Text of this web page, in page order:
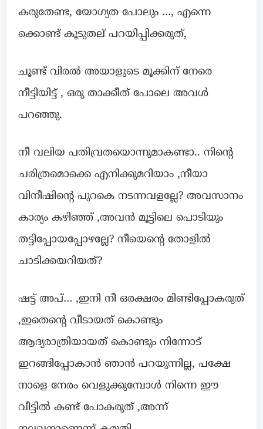
കരുതേണ്ട, യോഗ്യത പോലും …, എന്നെ
ക്കൊണ്ട് കൂടുതല് പറയിപ്പിക്കരുത്,
ചൂണ്ട് വിരൽ അയാളുടെ മൂക്കിന് നേരെ
നീട്ടിയിട്ട് , ഒരു താക്കീത് പോലെ അവൾ
പറഞ്ഞു.
നീ വലിയ പതിവ്രതയൊന്നുമാകണ്ടാ.. നിൻ്റെ
ചരിത്രമൊക്കെ എനിക്കുമറിയാം ,നീയാ
വിനീഷിൻ്റെ പുറകെ നടന്നവളല്ലേ? അവസാനം
കാര്യം കഴിഞ്ഞ് ,അവൻ മൂട്ടിലെ പൊടിയും
തട്ടിപ്പോയപ്പോഴല്ലേ? നീയെൻ്റെ തോളിൽ
ചാടിക്കയറിയത്?
ഷട്ട് അപ്… ,ഇനി നീ ഒരക്ഷരം മിണ്ടിപ്പോകരുത്
,ഇതെൻ്റെ വീടായത് കൊണ്ടും
ആദ്യരാത്രിയായത് കൊണ്ടും നിന്നോട്
ഇറങ്ങിപ്പോകാൻ ഞാൻ പറയുന്നില്ല, പക്ഷേ
നാളെ നേരം വെളുക്കുമ്പോൾ നിന്നെ ഈ
വീട്ടിൽ കണ്ട് പോകരുത് ,അന്ന്